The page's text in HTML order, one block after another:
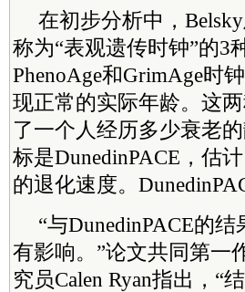
在初步分析中，
称为“表观遗传时钟”的3
PhenoAge和GrimAge时
现正常的实际年龄。这
了一个人经历多少衰老
标是DunedinPACE，估
的退化速度。
“与DunedinPACE的
有影响。”论文共同第一
究员Calen Ryan指出，“